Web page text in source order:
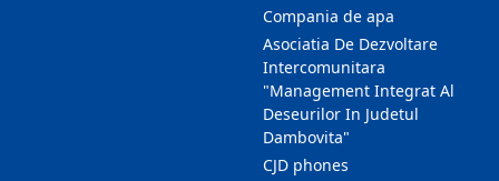
Compania de apa
Asociatia De Dezvoltare
Intercomunitara
"Management Integrat Al
Deseurilor In Judetul
Dambovita"
CJD phones